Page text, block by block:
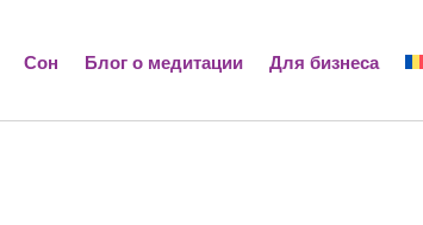
Сон Блог о медитации Для бизнеса